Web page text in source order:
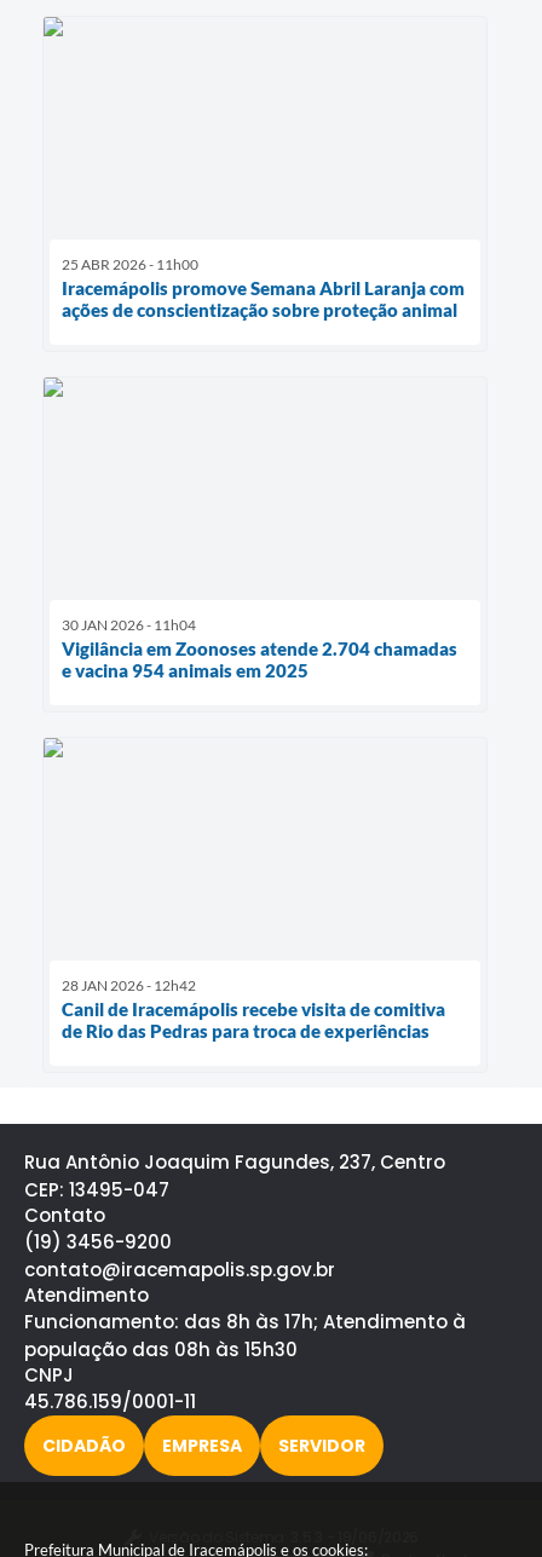
Prefeitura Municipal de Iracemápolis e os cookies:
25 ABR 2026 - 11h00
Iracemápolis promove Semana Abril Laranja com
ações de conscientização sobre proteção animal
30 JAN 2026 - 11h04
Vigilância em Zoonoses atende 2.704 chamadas
e vacina 954 animais em 2025
28 JAN 2026 - 12h42
Canil de Iracemápolis recebe visita de comitiva
de Rio das Pedras para troca de experiências
Rua Antônio Joaquim Fagundes, 237, Centro
CEP: 13495-047
Contato
(19) 3456-9200
contato@iracemapolis.sp.gov.br
Atendimento
Funcionamento: das 8h às 17h; Atendimento à
população das 08h às 15h30
CNPJ
45.786.159/0001-11
CIDADÃO EMPRESA SERVIDOR